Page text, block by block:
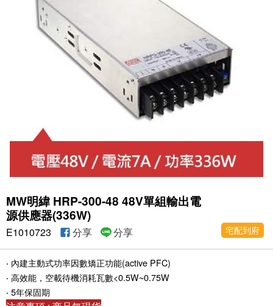
MW明緯 HRP-300-48 48V單組輸出電
源供應器(336W)
宅配到府
E1010723 分享 分享
‧ 內建主動式功率因數矯正功能(active PFC)
‧ 高效能，空載待機消耗瓦數<0.5W~0.75W
‧ 5年保固期